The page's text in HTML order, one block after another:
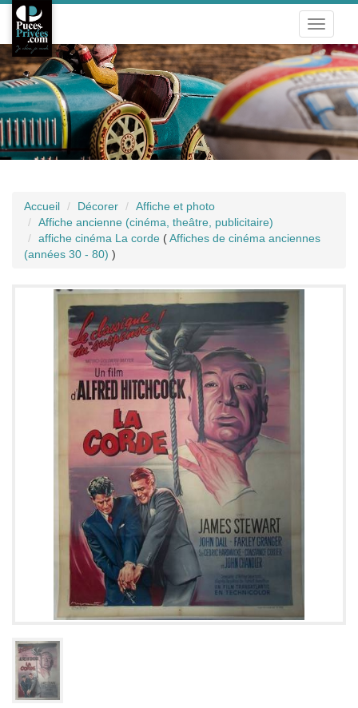
Toggle
Accueil Décorer
Affiche et photo
Affiche ancienne (cinéma, theâtre, publicitaire)
affiche cinéma La corde (Affiches de cinéma anciennes
(années 30 - 80) )